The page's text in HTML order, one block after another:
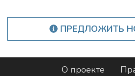
ПРЕДЛОЖИТЬ
О проекте